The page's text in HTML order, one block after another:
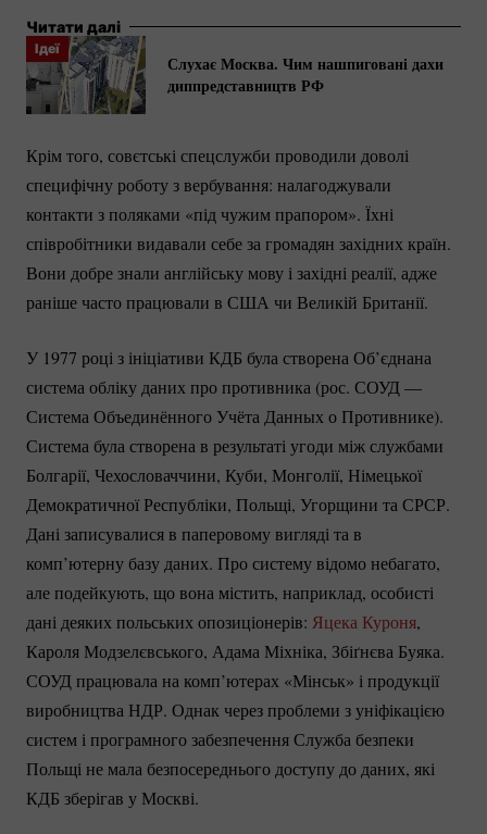
Читати далі
Ідеї
Слухає Москва. Чим нашпиговані дахи
диппредставництв РФ
Крім того, совєтські спецслужби проводили доволі
специфічну роботу з вербування: налагоджували
контакти з поляками «під чужим прапором». Їхні
співробітники видавали себе за громадян західних країн.
Вони добре знали англійську мову і західні реалії, адже
раніше часто працювали в США чи Великій Британії.
У 1977 році з ініціативи КДБ була створена Об’єднана
система обліку даних про противника (рос. СОУД —
Система Объединённого Учёта Данных о Противнике).
Система була створена в результаті угоди між службами
Болгарії, Чехословаччини, Куби, Монголії, Німецької
Демократичної Республіки, Польщі, Угорщини та СРСР.
Дані записувалися в паперовому вигляді та в
комп’ютерну базу даних. Про систему відомо небагато,
але подейкують, що вона містить, наприклад, особисті
дані деяких польських опозиціонерів: Яцека Куроня,
Кароля Модзелєвського, Адама Міхніка, Збіґнєва Буяка.
СОУД працювала на комп’ютерах «Мінськ» і продукції
виробництва НДР. Однак через проблеми з уніфікацією
систем і програмного забезпечення Служба безпеки
Польщі не мала безпосереднього доступу до даних, які
КДБ зберігав у Москві.